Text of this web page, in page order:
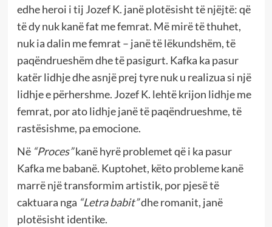
edhe heroi i tij Jozef K. janë plotësisht të njëjtë: që
të dy nuk kanë fat me femrat. Më mirë të thuhet,
nuk ia dalin me femrat – janë të lëkundshëm, të
paqëndrueshëm dhe të pasigurt. Kafka ka pasur
katër lidhje dhe asnjë prej tyre nuk u realizua si një
lidhje e përhershme. Jozef K. lehtë krijon lidhje me
femrat, por ato lidhje janë të paqëndrueshme, të
rastësishme, pa emocione.
Në “Proces”kanë hyrë problemet që i ka pasur
Kafka me babanë. Kuptohet, këto probleme kanë
marrë një transformim artistik, por pjesë të
caktuara nga “Letra babit”dhe romanit, janë
plotësisht identike.